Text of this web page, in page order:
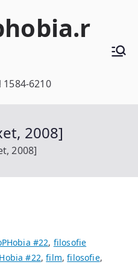
1584-6210
2008]
2008]
#22, filosofie
#22,film,filosofie,